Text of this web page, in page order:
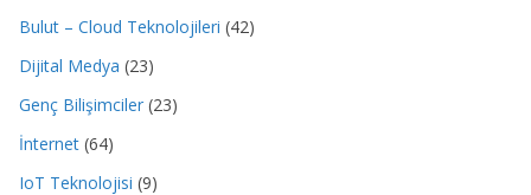
Bulut – Cloud Teknolojileri (42)
Dijital Medya (23)
Genç Bilişimciler (23)
İnternet (64)
IoT Teknolojisi (9)